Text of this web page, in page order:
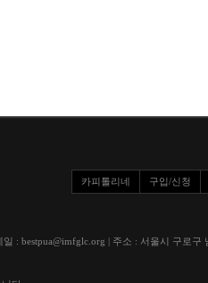
카피톨리네 구입/신청
: bestpua@imfglc.org | 주소 : 서울시 구로